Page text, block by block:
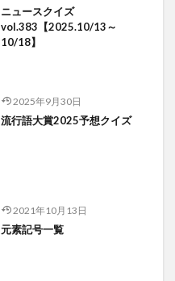
ニュースクイズ
vol.383【2025.10/13～
10/18】
2025年9月30日
流行語大賞2025予想クイズ
2021年10月13日
元素記号一覧